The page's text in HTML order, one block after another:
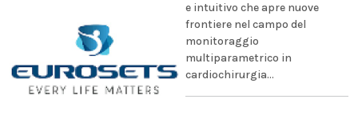
e intuitivo che apre nuove
frontiere nel campo del
monitoraggio
multiparametrico in
cardiochirurgia...